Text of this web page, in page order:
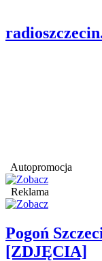
Autopromocja
Reklama
Pogoń
[ZDJĘCIA]